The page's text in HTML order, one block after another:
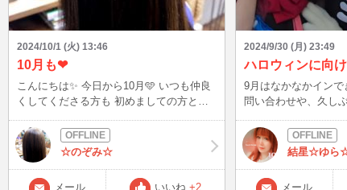
2024/10/1 (火) 13:46
10月も❤︎
こんにちは✨ 今日から10月🩵 いつも仲良
くしてくださる方も 初めましての方と
✨✨ 今日は子どもが学校お休みなので、ロ
グインできないのですが、 明日♡ご一緒
できる方がいらしたらうれしいです💓 仲
良く楽しく、過ごしましょ🍀
☆のぞみ☆
メール いいね +2
2024/9/30 (月) 23:49
ハロウィンに向
9月はなかなかインできなく
問い合わせや、久し
んなありがとうござ
もっと会いたかった
あなた、ごめんね😹
(*ˊᵕˋ)ˊᵕˋ*)♡ おめめが腫れちゃったりもした
結星☆ゆら
メール